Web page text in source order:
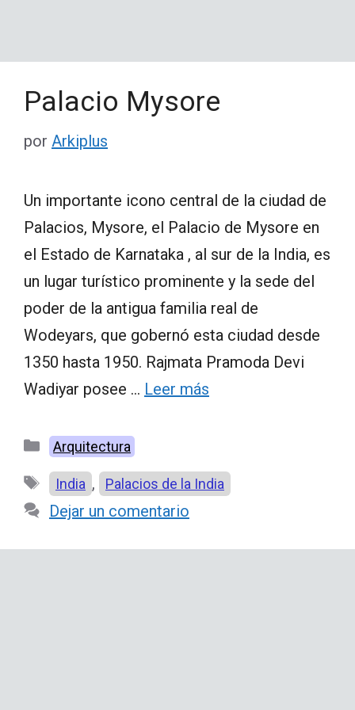
Palacio Mysore
por Arkiplus
Un importante icono central de la ciudad de
Palacios, Mysore, el Palacio de Mysore en
el Estado de Karnataka , al sur de la India, es
un lugar turístico prominente y la sede del
poder de la antigua familia real de
Wodeyars, que gobernó esta ciudad desde
1350 hasta 1950. Rajmata Pramoda Devi
Wadiyar posee … Leer más
Categorías
Arquitectura
Etiquetas
India , Palacios de la India
Dejar un comentario